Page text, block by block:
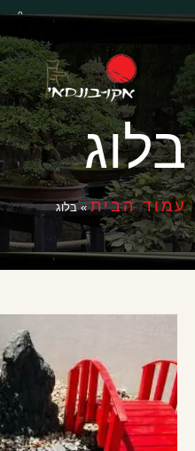
0
בלוג
עמוד הבית»בלוג